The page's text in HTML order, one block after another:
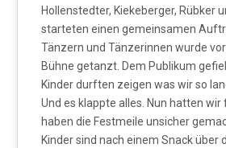
Hollenstedter, Kiekeberger, Rübker
starteten einen gemeinsamen
Tänzern und Tänzerinnen wurde
Bühne getanzt. Dem Publikum
Kinder durften zeigen was wir so
Und es klappte alles. Nun hatten wir
haben die Festmeile unsicher
Kinder sind nach einem Snack über